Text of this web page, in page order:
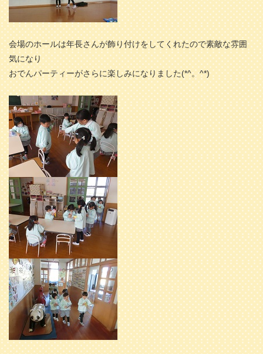
会場のホールは年長さんが飾り付けをしてくれたので素敵な雰囲
気になり
おでんパーティーがさらに楽しみになりました(*^。^*)